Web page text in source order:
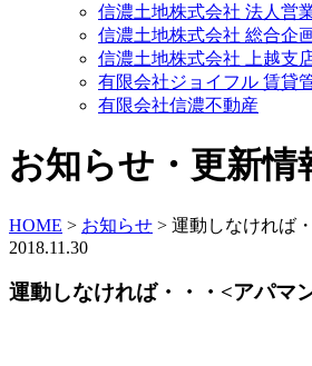
信濃土地株式会社 法人営
信濃土地株式会社 総合企
信濃土地株式会社 上越支
有限会社ジョイフル 賃貸
有限会社信濃不動産
お知らせ・更新情
HOME > お知らせ > 運動しなければ
2018.11.30
運動しなければ・・・<アパ